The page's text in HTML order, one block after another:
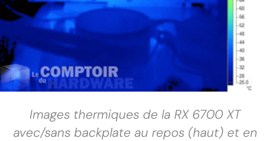
Images thermiques de la RX 6700 XT
avec/sans backplate au repos (haut) et en